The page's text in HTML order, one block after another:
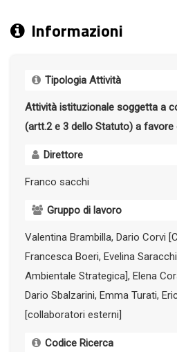
Informazioni
Tipologia Attività
Attività istituzionale soggetta a
(artt.2 e 3 dello Statuto) a favore
Direttore
Franco sacchi
Gruppo di lavoro
Valentina Brambilla, Dario Corvi
Francesca Boeri, Evelina
Ambientale Strategica], Elena
Dario Sbalzarini, Emma Turati,
[collaboratori esterni]
Codice Ricerca